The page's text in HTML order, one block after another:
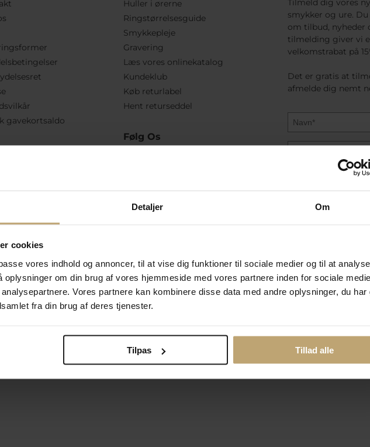
Detaljer Om
cookies
vores indhold og annoncer, til at vise dig funktioner til sociale medier og til at
oplysninger om din brug af vores hjemmeside med vores partnere inden for sociale
Vores partnere kan kombinere disse data med andre oplysninger, du har
fra din brug af deres tjenester.
Tilpas Tillad alle
gavekortsaldo
Huller i ørerne
Ringstørrelsesguide
Smykkepleje
Gravering
Læs vores onlinekatalog
Kundeklub
Køb returlabel
Hent returseddel
Følg Os
Tilmeld dig vores
smykker og ure.
om tilbud, nyheder
tilmelding giver vi
velkomstrabat på
Det er gratis at
afmelde dig nemt
Betalingsmuligheder Sikker Og Tryg E-
Ændr cookie-indstillinger